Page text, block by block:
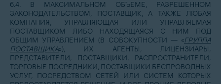
6.4. В МАКСИМАЛЬНОМ ОБЪЕМЕ, РАЗРЕШЕННОМ
ЗАКОНОДАТЕЛЬСТВОМ, ПОСТАВЩИК, А ТАКЖЕ ЛЮБАЯ
КОМПАНИЯ, УПРАВЛЯЮЩАЯ ИЛИ УПРАВЛЯЕМАЯ
ПОСТАВЩИКОМ ЛИБО НАХОДЯЩАЯСЯ С НИМ ПОД
ОБЩИМ УПРАВЛЕНИЕМ (В СОВОКУПНОСТИ — «ГРУППА
ПОСТАВЩИКА»), ИХ АГЕНТЫ, ЛИЦЕНЗИАРЫ,
ПРЕДСТАВИТЕЛИ, ПОСТАВЩИКИ, РАСПРОСТРАНИТЕЛИ,
ТОРГОВЫЕ ПОСРЕДНИКИ, ПОСТАВЩИКИ БЕСПРОВОДНЫХ
УСЛУГ, ПОСРЕДСТВОМ СЕТЕЙ ИЛИ СИСТЕМ КОТОРЫХ